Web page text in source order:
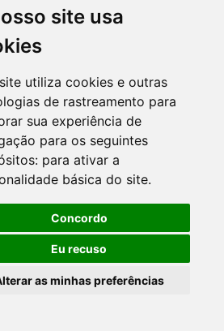
site usa
utiliza cookies e outras
de rastreamento para
sua experiência de
para os seguintes
para ativar a
básica do site.
Concordo
Eu recuso
as minhas preferências